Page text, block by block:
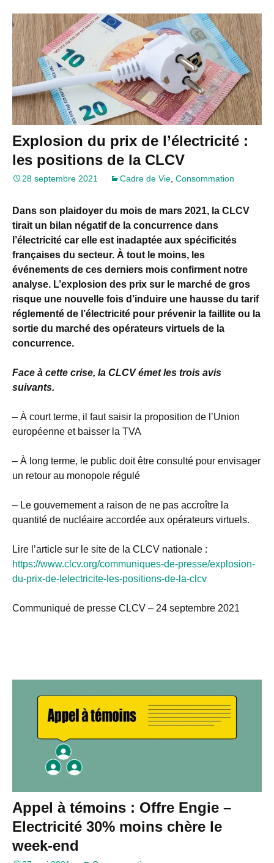
Explosion du prix de l’électricité :
les positions de la CLCV
28 septembre 2021 Cadre de Vie, Consommation
Dans son plaidoyer du mois de mars 2021, la CLCV
tirait un bilan négatif de la concurrence dans
l’électricité car elle est inadaptée aux spécificités
françaises du secteur. À tout le moins, les
événements de ces derniers mois confirment notre
analyse. L’explosion des prix sur le marché de gros
risque une nouvelle fois d’induire une hausse du tarif
réglementé de l’électricité pour prévenir la faillite ou la
sortie du marché des opérateurs virtuels de la
concurrence.
Face à cette crise, la CLCV émet les trois avis
suivants.
– À court terme, il faut saisir la proposition de l’Union
européenne et baisser la TVA
– À long terme, le public doit être consulté pour envisager
un retour au monopole régulé
– Le gouvernement a raison de ne pas accroître la
quantité de nucléaire accordée aux opérateurs virtuels.
Lire l’article sur le site de la CLCV nationale :
https://www.clcv.org/communiques-de-presse/explosion-
du-prix-de-lelectricite-les-positions-de-la-clcv
Communiqué de presse CLCV – 24 septembre 2021
Appel à témoins : Offre Engie –
Electricité 30% moins chère le
week-end